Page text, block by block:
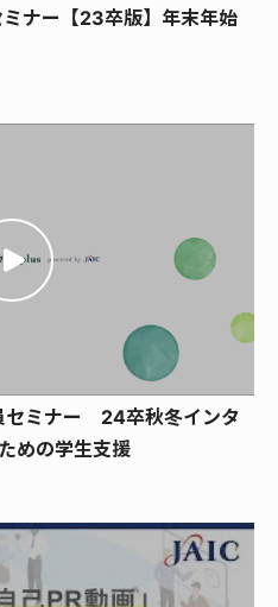
ナー【23卒版】年末年始
ミナー 24卒秋冬インタ
めの学生支援